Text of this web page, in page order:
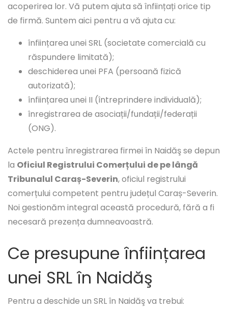
acoperirea lor. Vă putem ajuta să înființați orice tip
de firmă. Suntem aici pentru a vă ajuta cu:
înființarea unei SRL (societate comercială cu
răspundere limitată);
deschiderea unei PFA (persoană fizică
autorizată);
înființarea unei II (întreprindere individuală);
înregistrarea de asociații/fundații/federații
(ONG).
Actele pentru înregistrarea firmei în Naidăş se depun
la Oficiul Registrului Comerțului de pe lângă
Tribunalul Caraș-Severin, oficiul registrului
comerțului competent pentru județul Caraș-Severin.
Noi gestionăm integral această procedură, fără a fi
necesară prezența dumneavoastră.
Ce presupune înființarea
unei SRL în Naidăş
Pentru a deschide un SRL în Naidăş va trebui: